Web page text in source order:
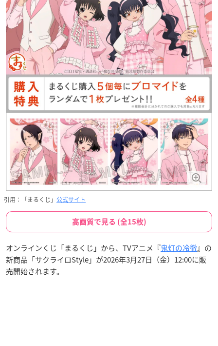
引用：「まるくじ」 公式サイト
高画質で見る (全15枚)
オンラインくじ「まるくじ」から、TVアニメ『鬼灯の冷徹』の
新商品「サクライロStyle」が2026年3月27日（金）12:00に販
売開始されます。